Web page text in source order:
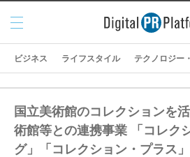
メニ
ュー
ビジネス ライフスタイル テクノロジー
国立美術館のコレクションを
術館等との連携事業 「コレク
グ」「コレクション・プラス